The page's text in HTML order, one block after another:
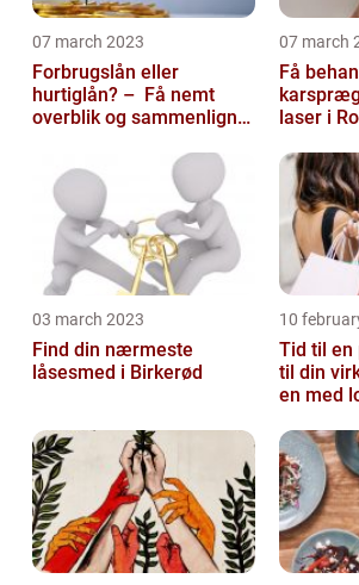
07 march 2023
Forbrugslån eller
hurtiglån? – Få nemt
overblik og sammenlign
07 march
Få
laser i
03 march 2023
Find din nærmeste
låsesmed i Birkerød
10
Tid til en
til din
en med